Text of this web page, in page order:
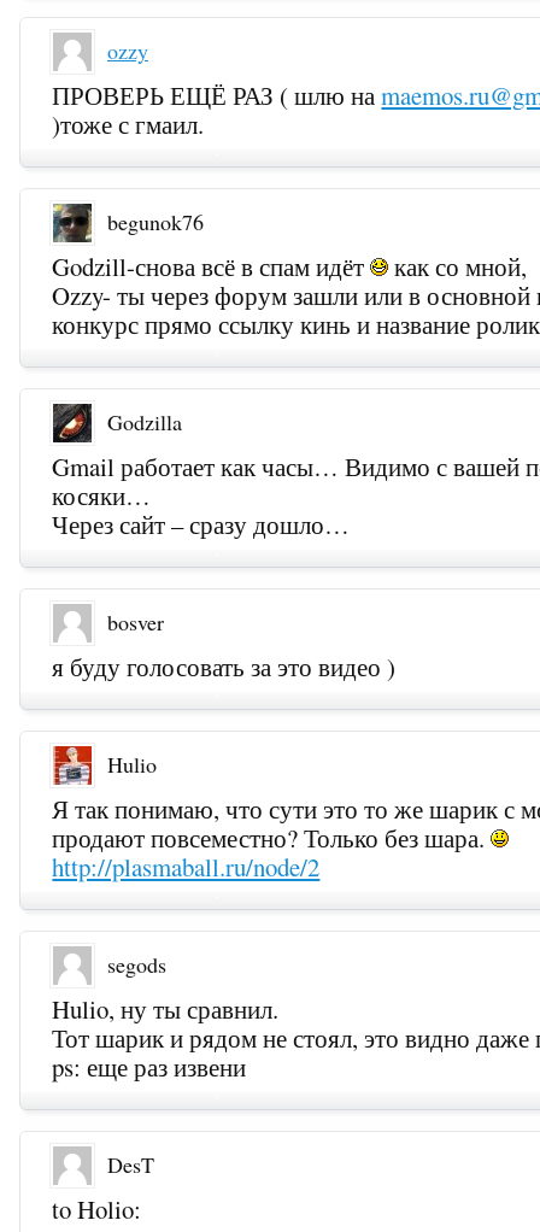
ozzy
ПРОВЕРЬ ЕЩЁ РАЗ ( шлю на
)тоже с гмаил.
begunok76
Godzill-снова всё в спам идёт
как со мной,
Ozzy- ты через форум зашли или в основной
конкурс прямо ссылку кинь и название
Godzilla
Gmail работает как часы… Видимо с вашей
косяки…
Через сайт – сразу дошло…
bosver
я буду голосовать за это видео )
Hulio
Я так понимаю, что сути это то же шарик с
продают повсеместно? Только без шара.
http://plasmaball.ru/node/2
segods
Hulio, ну ты сравнил.
Тот шарик и рядом не стоял, это видно даже
ps: еще раз извени
DesT
to Holio: